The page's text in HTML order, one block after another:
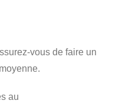
vous de faire un
au